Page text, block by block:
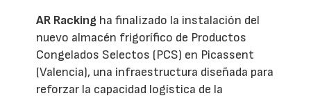
AR Racking ha finalizado la instalación del
nuevo almacén frigorífico de Productos
Congelados Selectos (PCS) en Picassent
(Valencia), una infraestructura diseñada para
reforzar la capacidad logística de la